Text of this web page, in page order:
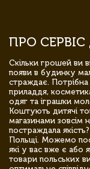
ПРО СЕРВІС
Скільки грошей ви
появи в будинку
страждає. Потрібна
приладдя,
одяг та іграшки
Коштують дитячі
магазинами зовсім
постраждала
Польщі. Можемо
які у вас вже є або
товари польських